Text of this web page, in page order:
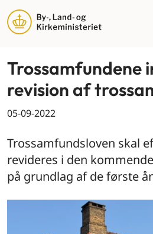
Trossamfundene
revision af
05-09-2022
Trossamfundsloven skal
revideres i den
på grundlag af de første